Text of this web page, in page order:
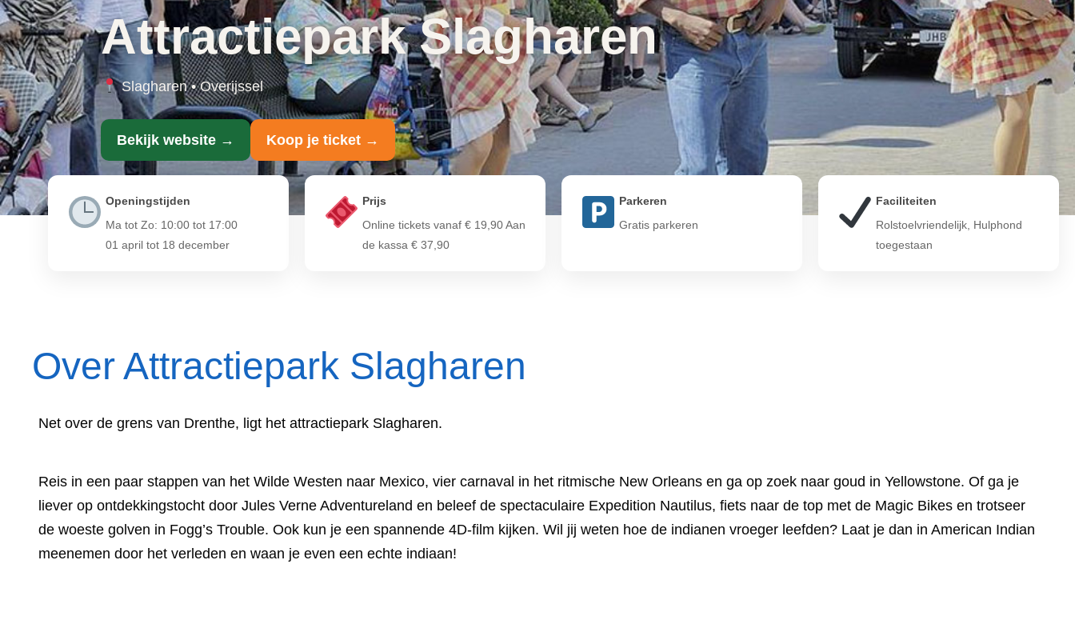
Attractiepark Slagharen
Slagharen • Overijssel
Bekijk website → Koop je ticket →
Openingstijden
Ma tot Zo: 10:00 tot 17:00
01 april tot 18 december
Prijs
Online tickets vanaf € 19,90 Aan
de kassa € 37,90
Parkeren
Gratis parkeren
Faciliteiten
Rolstoelvriendelijk, Hulphond
toegestaan
Over Attractiepark Slagharen
Net over de grens van Drenthe, ligt het attractiepark Slagharen.
Reis in een paar stappen van het Wilde Westen naar Mexico, vier carnaval in het ritmische New Orleans en ga op zoek naar goud in Yellowstone. Of ga je
liever op ontdekkingstocht door Jules Verne Adventureland en beleef de spectaculaire Expedition Nautilus, fiets naar de top met de Magic Bikes en trotseer
de woeste golven in Fogg’s Trouble. Ook kun je een spannende 4D-film kijken. Wil jij weten hoe de indianen vroeger leefden? Laat je dan in American Indian
meenemen door het verleden en waan je even een echte indiaan!